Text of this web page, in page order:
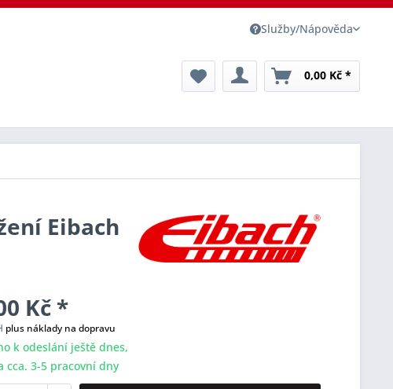
Služby/Nápověda
0,00 Kč *
Eibach
Kč *
plus náklady na dopravu
k odeslání ještě dnes,
cca. 3-5 pracovní dny